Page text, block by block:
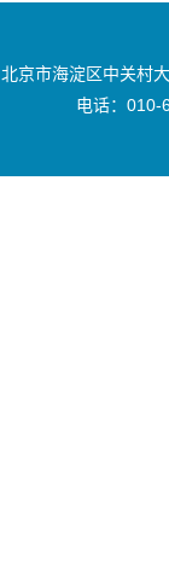
京市海淀区中关村
电话：